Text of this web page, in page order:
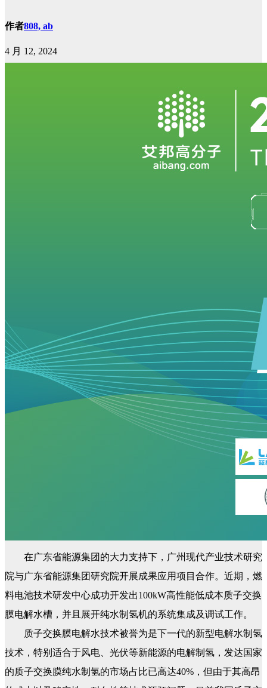
作者808, ab
4 月 12, 2024
在广东省能源集团的大力支持下，广州现代产业技术研究
院与广东省能源集团研究院开展成果应用项目合作。近期，燃
料电池技术研发中心成功开发出100kW高性能低成本质子交换
膜电解水槽，并且展开纯水制氢机的系统集成及调试工作。
质子交换膜电解水技术被誉为是下一代的新型电解水制氢
技术，特别适合于风电、光伏等新能源的电解制氢，发达国家
的质子交换膜纯水制氢的市场占比已高达40%，但由于其高昂